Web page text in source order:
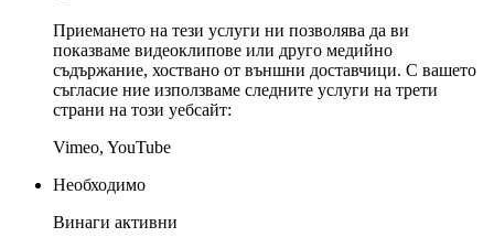
Приемането на тези услуги ни позволява да ви
показваме видеоклипове или друго медийно
съдържание, хоствано от външни доставчици. С вашето
съгласие ние използваме следните услуги на трети
страни на този уебсайт:
Vimeo, YouTube
Необходимо
Винаги активни